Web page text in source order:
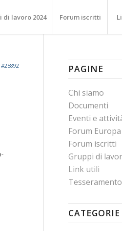
di lavoro 2024 Forum iscritti
#25892 PAGINE
Chi siamo
Documenti
Eventi e
Forum Europa
Forum iscritti
Gruppi di
Link utili
CATEGORIE